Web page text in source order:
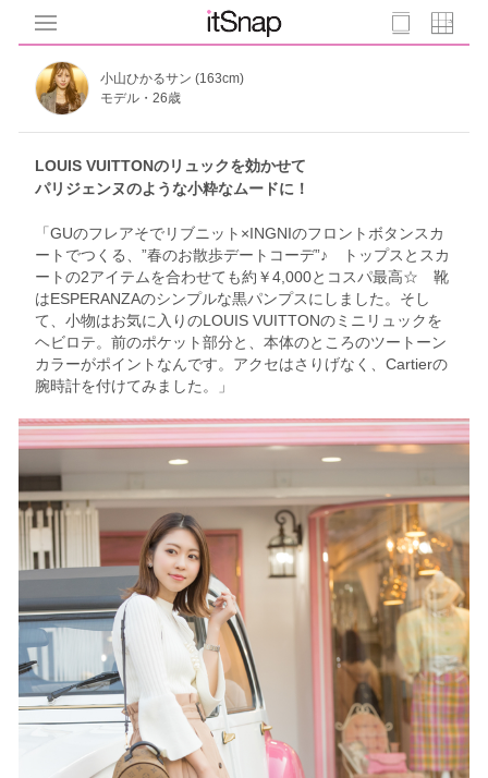
小山ひかるサン (163cm)
モデル・26歳
LOUIS VUITTONのリュックを効かせて
パリジェンヌのような小粋なムードに！
「GUのフレアそでリブニット×INGNIのフロントボタンスカ
ートでつくる、”春のお散歩デートコーデ”♪ トップスとスカ
ートの2アイテムを合わせても約￥4,000とコスパ最高☆ 靴
はESPERANZAのシンプルな黒パンプスにしました。そし
て、小物はお気に入りのLOUIS VUITTONのミニリュックを
ヘビロテ。前のポケット部分と、本体のところのツートーン
カラーがポイントなんです。アクセはさりげなく、Cartierの
腕時計を付けてみました。」